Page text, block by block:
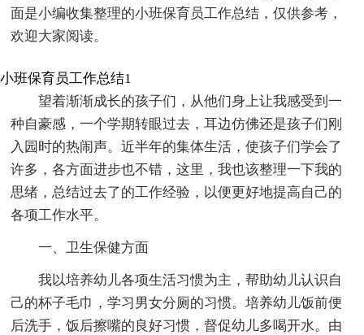
面是小编收集整理的小班保育员工作总结，仅供参考，
欢迎大家阅读。
小班保育员工作总结1
望着渐渐成长的孩子们，从他们身上让我感受到一
种自豪感，一个学期转眼过去，耳边仿佛还是孩子们刚
入园时的热闹声。近半年的集体生活，使孩子们学会了
许多，各方面进步也不错，这里，我也该整理一下我的
思绪，总结过去了的工作经验，以便更好地提高自己的
各项工作水平。
一、卫生保健方面
我以培养幼儿各项生活习惯为主，帮助幼儿认识自
己的杯子毛巾，学习男女分厕的习惯。培养幼儿饭前便
后洗手，饭后擦嘴的良好习惯，督促幼儿多喝开水。由